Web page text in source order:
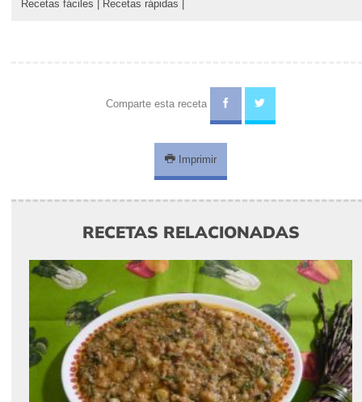
Recetas fáciles Recetas rápidas
Comparte esta receta
Imprimir
RECETAS RELACIONADAS